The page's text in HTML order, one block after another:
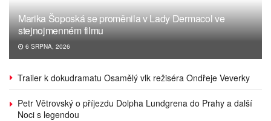
Marika Šoposká se proměnila v Lady Dermacol ve
stejnojmenném filmu
6 SRPNA, 2026
Trailer k dokudramatu Osamělý vlk režiséra Ondřeje Veverky
Petr Větrovský o příjezdu Dolpha Lundgrena do Prahy a další
Noci s legendou